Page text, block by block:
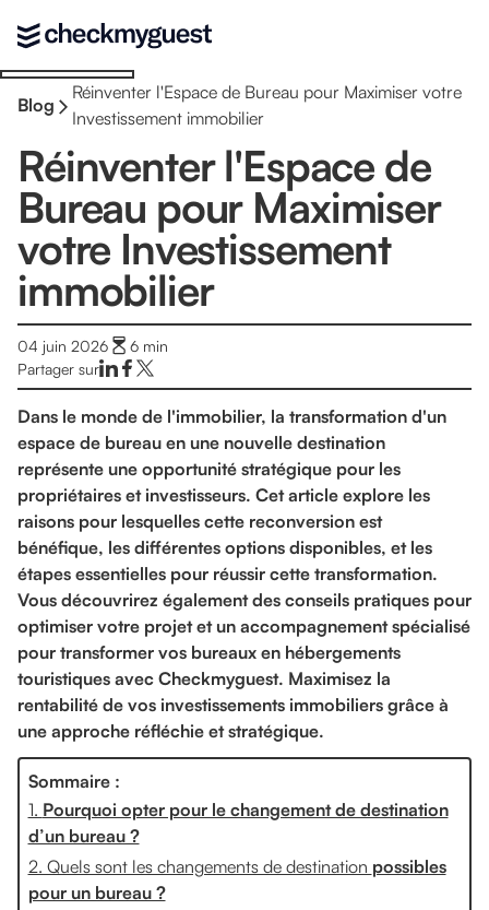
Blog
Réinventer l'Espace de Bureau pour Maximiser votre
Investissement immobilier
Réinventer l'Espace de
Bureau pour Maximiser
votre Investissement
immobilier
04 juin 2026 6 min
Partager sur
Dans le monde de l'immobilier, la transformation d'un
espace de bureau en une nouvelle destination
représente une opportunité stratégique pour les
propriétaires et investisseurs. Cet article explore les
raisons pour lesquelles cette reconversion est
bénéfique, les différentes options disponibles, et les
étapes essentielles pour réussir cette transformation.
Vous découvrirez également des conseils pratiques pour
optimiser votre projet et un accompagnement spécialisé
pour transformer vos bureaux en hébergements
touristiques avec Checkmyguest. Maximisez la
rentabilité de vos investissements immobiliers grâce à
une approche réfléchie et stratégique.
Sommaire :
1. Pourquoi opter pour le changement de destination
d’un bureau ?
2. Quels sont les changements de destination possibles
pour un bureau ?